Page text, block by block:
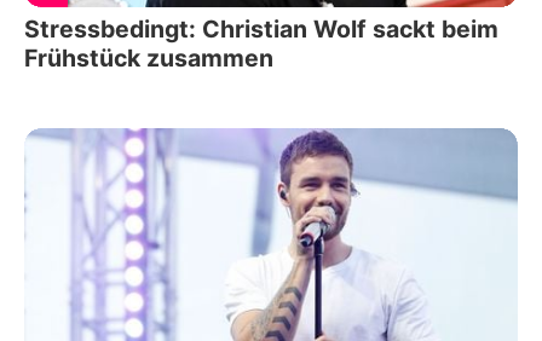
Stressbedingt: Christian Wolf sackt beim
Frühstück zusammen